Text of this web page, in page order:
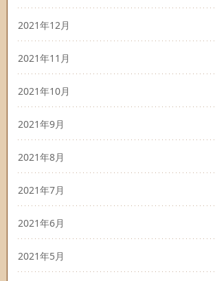
2021年12月
2021年11月
2021年10月
2021年9月
2021年8月
2021年7月
2021年6月
2021年5月